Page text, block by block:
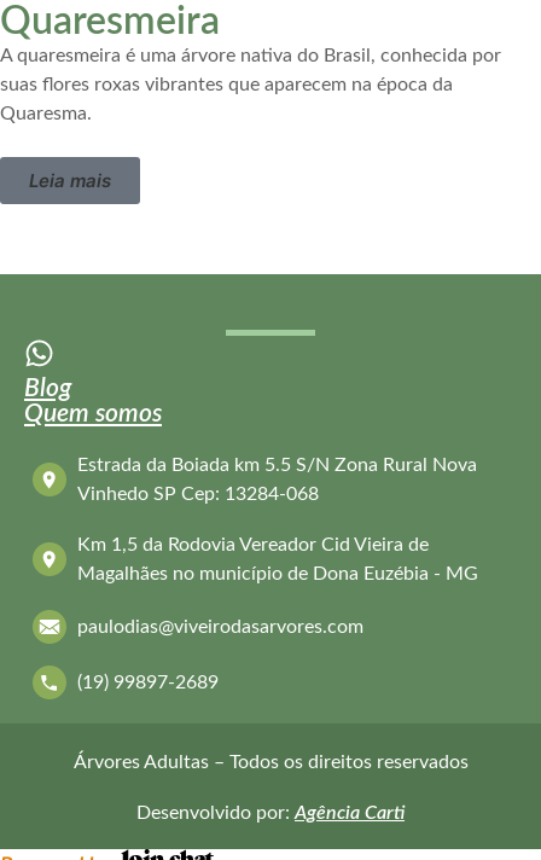
Quaresmeira
A quaresmeira é uma árvore nativa do Brasil, conhecida por
suas flores roxas vibrantes que aparecem na época da
Quaresma.
Leia mais
Blog
Quem somos
Estrada da Boiada km 5.5 S/N Zona Rural Nova
Vinhedo SP Cep: 13284-068
Km 1,5 da Rodovia Vereador Cid Vieira de
Magalhães no município de Dona Euzébia - MG
paulodias@viveirodasarvores.com
(19) 99897-2689
Árvores Adultas – Todos os direitos reservados
Desenvolvido por: Agência Carti